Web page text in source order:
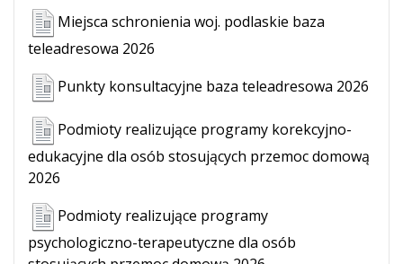
Punkt Konsultacyjny
Miejsca schronienia woj. podlaskie baza
teleadresowa 2026
Punkty konsultacyjne baza teleadresowa 2026
Podmioty realizujące programy korekcyjno-
edukacyjne dla osób stosujących przemoc domową
2026
Podmioty realizujące programy
psychologiczno-terapeutyczne dla osób